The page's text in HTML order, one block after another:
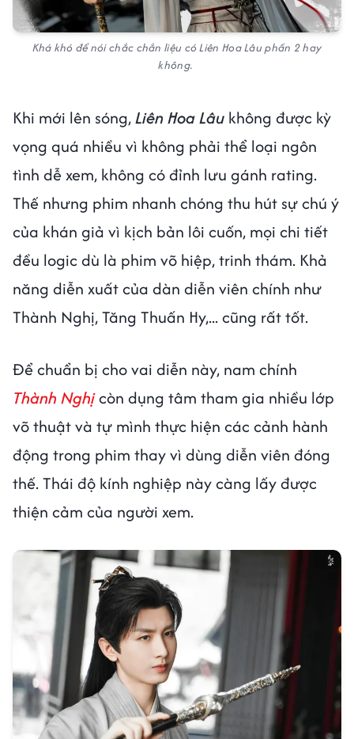
Khá khó để nói chắc chắn liệu có Liên Hoa Lâu phần 2 hay
không.
Khi mới lên sóng,Liên Hoa Lâu không được kỳ
vọng quá nhiều vì không phải thể loại ngôn
tình dễ xem, không có đỉnh lưu gánh rating.
Thế nhưng phim nhanh chóng thu hút sự chú ý
của khán giả vì kịch bản lôi cuốn, mọi chi tiết
đều logic dù là phim võ hiệp, trinh thám. Khả
năng diễn xuất của dàn diễn viên chính như
Thành Nghị, Tăng Thuấn Hy,... cũng rất tốt.
Để chuẩn bị cho vai diễn này, nam chính
Thành Nghịcòn dụng tâm tham gia nhiều lớp
võ thuật và tự mình thực hiện các cảnh hành
động trong phim thay vì dùng diễn viên đóng
thế. Thái độ kính nghiệp này càng lấy được
thiện cảm của người xem.